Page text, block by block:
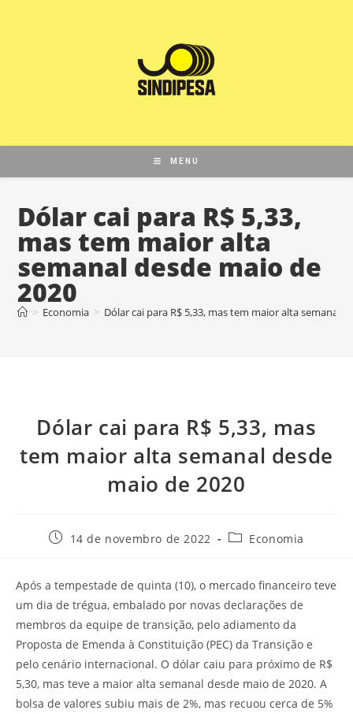
MENU
Dólar cai para R$ 5,33,
mas tem maior alta
semanal desde maio de
2020
> Economia > Dólar cai para R$ 5,33, mas tem maior alta semanal
Dólar cai para R$ 5,33, mas
tem maior alta semanal desde
maio de 2020
14 de novembro de 2022 Economia
Após a tempestade de quinta (10), o mercado financeiro teve
um dia de trégua, embalado por novas declarações de
membros da equipe de transição, pelo adiamento da
Proposta de Emenda à Constituição (PEC) da Transição e
pelo cenário internacional. O dólar caiu para próximo de R$
5,30, mas teve a maior alta semanal desde maio de 2020. A
bolsa de valores subiu mais de 2%, mas recuou cerca de 5%